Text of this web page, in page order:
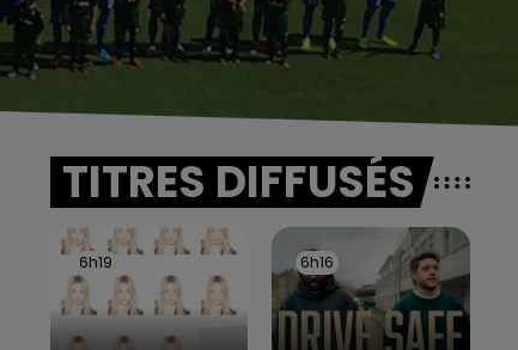
TITRES DIFFUSÉS
6h19
6h19 6h16
6h16